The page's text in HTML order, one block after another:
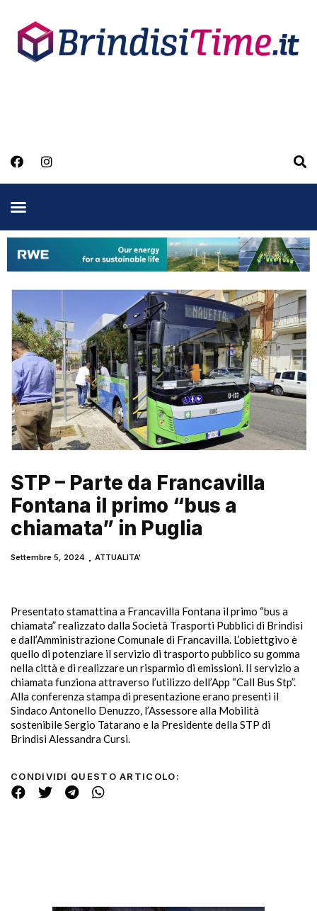
STP – Parte da Francavilla
Fontana il primo “bus a
chiamata” in Puglia
Settembre 5, 2024 ATTUALITA'
Presentato stamattina a Francavilla Fontana il primo “bus a
chiamata” realizzato dalla Società Trasporti Pubblici di Brindisi
e dall’Amministrazione Comunale di Francavilla. L’obiettgivo è
quello di potenziare il servizio di trasporto pubblico su gomma
nella città e di realizzare un risparmio di emissioni. Il servizio a
chiamata funziona attraverso l’utilizzo dell’App “Call Bus Stp”.
Alla conferenza stampa di presentazione erano presenti il
Sindaco Antonello Denuzzo, l’Assessore alla Mobilità
sostenibile Sergio Tatarano e la Presidente della STP di
Brindisi Alessandra Cursi.
CONDIVIDI QUESTO ARTICOLO: